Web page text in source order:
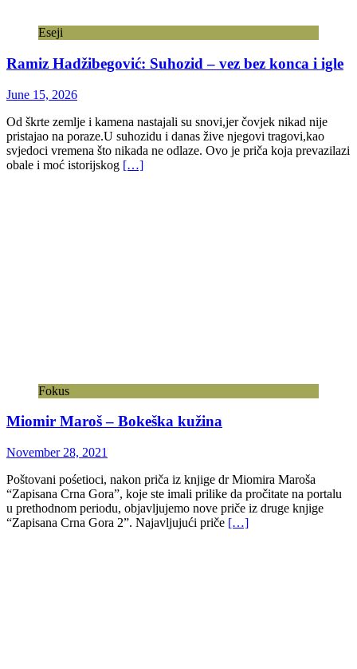
Eseji
Ramiz Hadžibegović: Suhozid – vez bez konca i igle
June 15, 2026
Od škrte zemlje i kamena nastajali su snovi,jer čovjek nikad nije
pristajao na poraze.U suhozidu i danas žive njegovi tragovi,kao
svjedoci vremena što nikada ne odlaze. Ovo je priča koja prevazilazi
obale i moć istorijskog […]
Fokus
Miomir Maroš – Bokeška kužina
November 28, 2021
Poštovani pośetioci, nakon priča iz knjige dr Miomira Maroša
“Zapisana Crna Gora”, koje ste imali prilike da pročitate na portalu
u prethodnom periodu, objavljujemo nove priče iz druge knjige
“Zapisana Crna Gora 2”. Najavljujući priče […]